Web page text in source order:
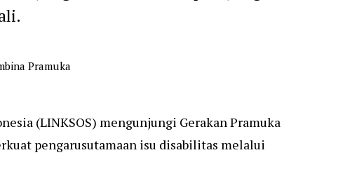
Pramuka
(LINKSOS) mengunjungi Gerakan Pramuka
pengarusutamaan isu disabilitas melalui